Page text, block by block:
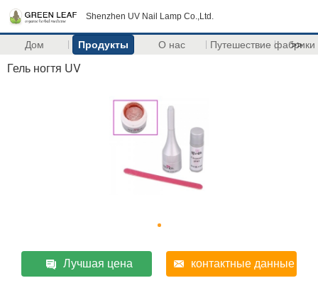
Shenzhen UV Nail Lamp Co.,Ltd.
Дом Продукты О нас Путешествие фабрики
>>
Гель ногтя UV
Лучшая цена контактные данные